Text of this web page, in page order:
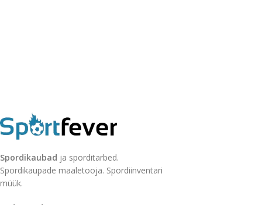
Spordikaubad ja sporditarbed.
Spordikaupade maaletooja. Spordiinventari
müük.